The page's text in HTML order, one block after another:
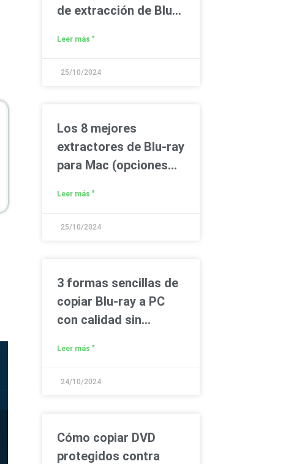
de extracción de Blu-
Leer más "
25/10/2024
Los 8 mejores
extractores de Blu-ray
para Mac (opciones
Leer más "
25/10/2024
3 formas sencillas de
copiar Blu-ray a PC
con calidad sin
Leer más "
24/10/2024
Cómo copiar DVD
protegidos contra